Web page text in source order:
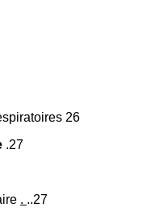
26
.27
. ..27